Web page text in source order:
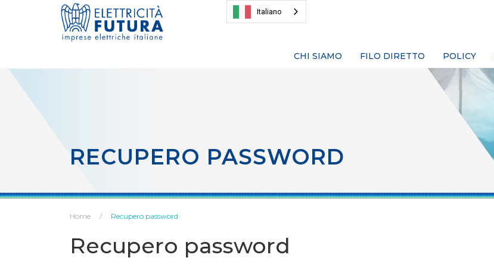
Italiano
CHI SIAMO FILO DIRETTO POLICY
RECUPERO PASSWORD
Home Recupero password
Recupero password